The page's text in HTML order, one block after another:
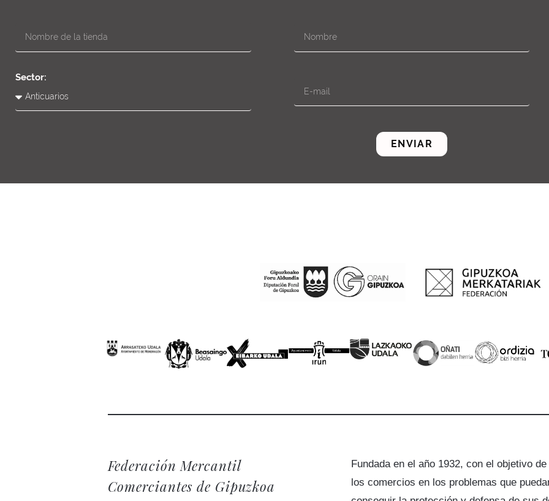
Sector:
ENVIAR
Federación Mercantil
Comerciantes de Gipuzkoa
Fundada en el año 1932, con el objetivo
los comercios en los problemas que